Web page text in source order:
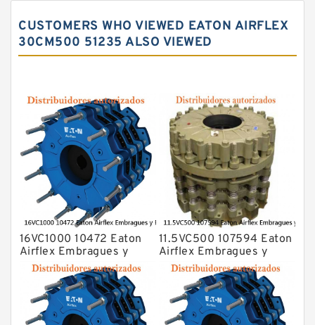
CUSTOMERS WHO VIEWED EATON AIRFLEX
30CM500 51235 ALSO VIEWED
16VC1000 10472 Eaton
Airflex Embragues y
Frenos
11.5VC500 107594 Eaton
Airflex Embragues y
Frenos